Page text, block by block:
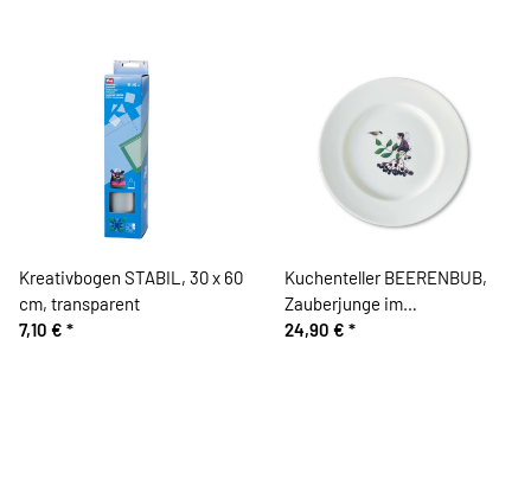
Kreativbogen STABIL, 30 x 60
cm, transparent
7,10 € *
Kuchenteller BEERENBUB,
Zauberjunge im
Beerengarten, Acufactum
24,90 € *